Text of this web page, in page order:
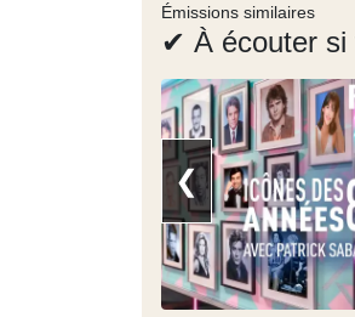
Émissions similaires
✔ À écouter si
❮